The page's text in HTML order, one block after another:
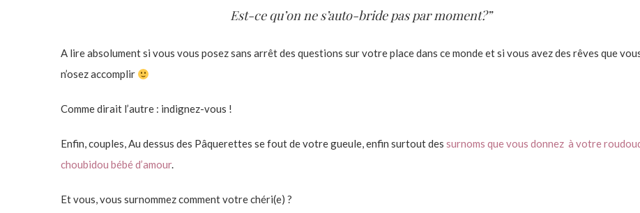
Est-ce qu’on ne s’auto-bride pas par moment?”
A lire absolument si vous vous posez sans arrêt des questions sur votre place dans ce monde et si vous avez des rêves que
n’osez accomplir
Comme dirait l’autre : indignez-vous !
Enfin, couples, Au dessus des Pâquerettes se fout de votre gueule, enfin surtout des surnoms que vous donnez à votre
choubidou bébé d’amour.
Et vous, vous surnommez comment votre chéri(e) ?